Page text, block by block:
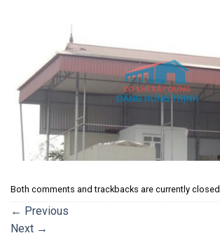
Both comments and trackbacks are currently closed.
← Previous
Next →